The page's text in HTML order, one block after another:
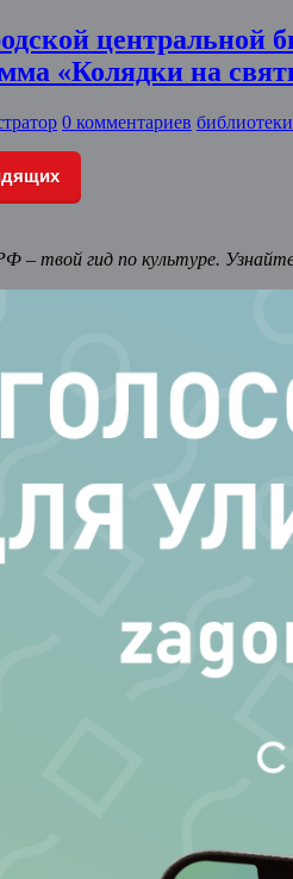
«Колядки на
0 комментариев библиотеки
– твой гид по культуре.